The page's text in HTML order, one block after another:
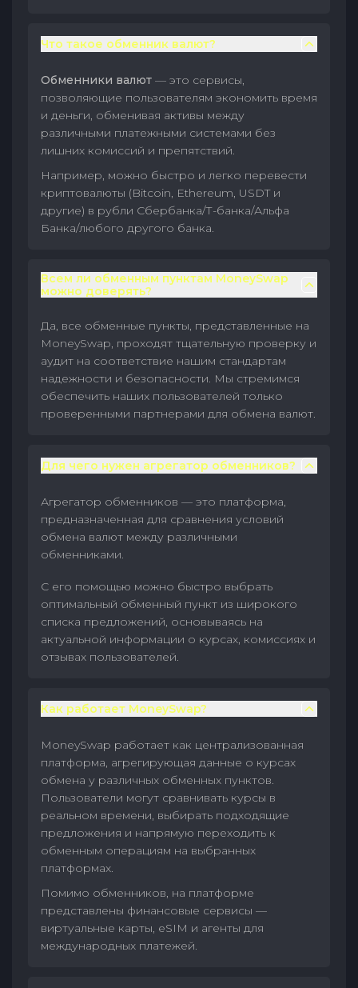
Что такое обменник валют?
Обменники валют — это сервисы,
позволяющие пользователям экономить время
и деньги, обменивая активы между
различными платежными системами без
лишних комиссий и препятствий.
Например, можно быстро и легко перевести
криптовалюты (Bitcoin, Ethereum, USDT и
другие) в рубли Сбербанка/Т-банка/Альфа
Банка/любого другого банка.
Всем ли обменным пунктам MoneySwap
можно доверять?
Да, все обменные пункты, представленные на
MoneySwap, проходят тщательную проверку и
аудит на соответствие нашим стандартам
надежности и безопасности. Мы стремимся
обеспечить наших пользователей только
проверенными партнерами для обмена валют.
Для чего нужен агрегатор обменников?
Агрегатор обменников — это платформа,
предназначенная для сравнения условий
обмена валют между различными
обменниками.
С его помощью можно быстро выбрать
оптимальный обменный пункт из широкого
списка предложений, основываясь на
актуальной информации о курсах, комиссиях и
отзывах пользователей.
Как работает MoneySwap?
MoneySwap работает как централизованная
платформа, агрегирующая данные о курсах
обмена у различных обменных пунктов.
Пользователи могут сравнивать курсы в
реальном времени, выбирать подходящие
предложения и напрямую переходить к
обменным операциям на выбранных
платформах.
Помимо обменников, на платформе
представлены финансовые сервисы —
виртуальные карты, eSIM и агенты для
международных платежей.